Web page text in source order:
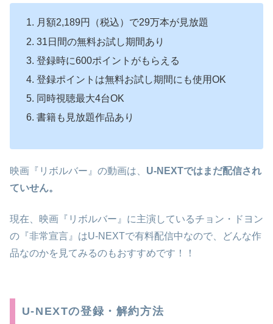
月額2,189円（税込）で29万本が見放題
31日間の無料お試し期間あり
登録時に600ポイントがもらえる
登録ポイントは無料お試し期間にも使用OK
同時視聴最大4台OK
書籍も見放題作品あり
映画『リボルバー』の動画は、 U-NEXTではまだ配信され
ていせん。
現在、映画『リボルバー』に主演しているチョン・ドヨン
の『非常宣言』はU-NEXTで有料配信中なので、どんな作
品なのかを見てみるのもおすすめです！！
U-NEXTの登録・解約方法